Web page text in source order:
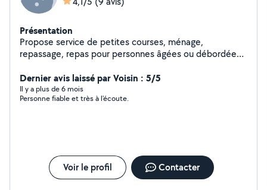
Présentation
Propose service de petites courses, ménage,
repassage, repas pour personnes âgées ou débordées.
Dernier avis laissé par Voisin : 5/5
Il y a plus de 6 mois
Personne fiable et très à l'écoute.
Voir le profil Contacter